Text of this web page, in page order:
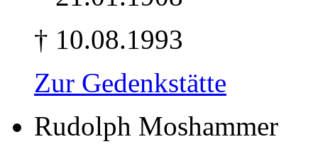
† 10.08.1993
Zur Gedenkstätte
Rudolph Moshammer